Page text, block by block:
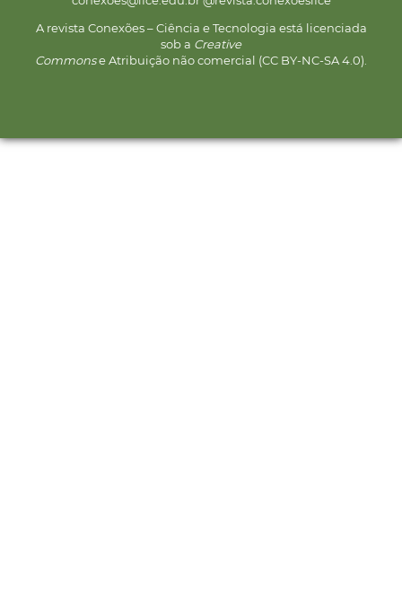
A revista Conexões – Ciência e Tecnologia está licenciada
sob a Creative
Commonse Atribuição não comercial (CC BY-NC-SA 4.0).